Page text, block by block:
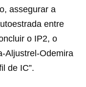
assegurar a
entre
o IP2, o
Aljustrel-Odemira
de IC”.